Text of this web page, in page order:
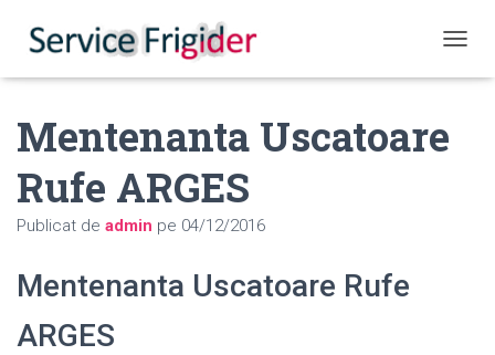
Mentenanta Uscatoare
Rufe ARGES
Publicat de admin pe 04/12/2016
Mentenanta Uscatoare Rufe
ARGES